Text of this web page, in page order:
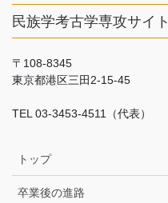
民族学考古学専攻サイト
〒108-8345
東京都港区三田2-15-45
TEL 03-3453-4511（代表）
トップ
卒業後の進路